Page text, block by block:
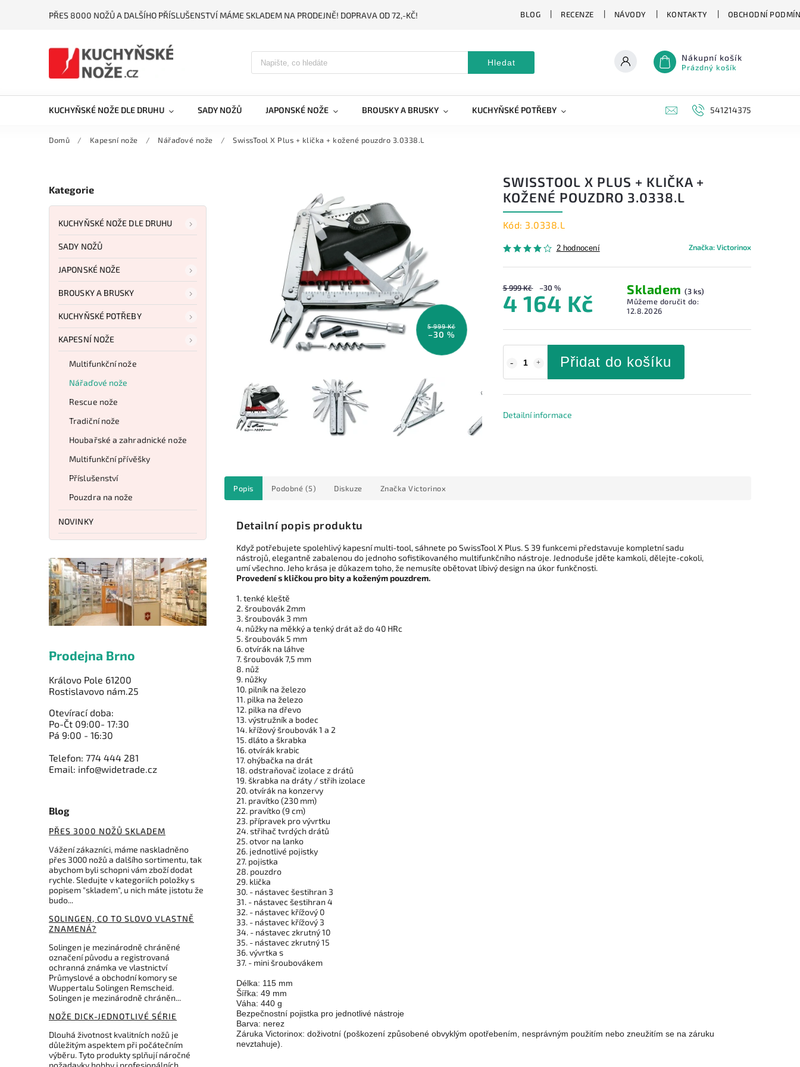
PŘES 8000 NOŽŮ A DALŠÍHO PŘÍSLUŠENSTVÍ MÁME SKLADEM NA PRODEJNĚ! DOPRAVA OD 72,-KČ! BLOG RECENZE NÁVODY KONTAKTY OBCHODNÍ
Hledat Nákupní košík
Prázdný košík
KUCHYŇSKÉ NOŽE DLE DRUHU SADY NOŽŮ JAPONSKÉ NOŽE BROUSKY A BRUSKY KUCHYŇSKÉ POTŘEBY NOVINKY ZNAČKY
541214375
Domů / Kapesní nože / Nářaďové nože / SwissTool X Plus + klička + kožené pouzdro 3.0338.L
Kategorie
KUCHYŇSKÉ NOŽE DLE DRUHU
SADY NOŽŮ
JAPONSKÉ NOŽE
BROUSKY A BRUSKY
KUCHYŇSKÉ POTŘEBY
KAPESNÍ NOŽE
Multifunkční nože
Nářaďové nože
Rescue nože
Tradiční nože
Houbařské a zahradnické nože
Multifunkční přívěšky
Příslušenství
Pouzdra na nože
NOVINKY
Prodejna Brno
Královo Pole 61200
Rostislavovo nám.25
Otevírací doba:
Po-Čt 09:00- 17:30
Pá 9:00 - 16:30
Telefon: 774 444 281
Email: info@widetrade.cz
Blog
PŘES 3000 NOŽŮ SKLADEM
Vážení zákazníci, máme naskladněno
přes 3000 nožů a dalšího sortimentu, tak
abychom byli schopni vám zboží dodat
rychle. Sledujte v kategoriích položky s
popisem "skladem", u nich máte jistotu že
budo...
SOLINGEN, CO TO SLOVO VLASTNĚ
ZNAMENÁ?
Solingen je mezinárodně chráněné
označení původu a registrovaná
ochranná známka ve vlastnictví
Průmyslové a obchodní komory se
Wuppertalu Solingen Remscheid.
Solingen je mezinárodně chráněn...
NOŽE DICK-JEDNOTLIVÉ SÉRIE
Dlouhá životnost kvalitních nožů je
důležitým aspektem při počátečním
výběru. Tyto produkty splňují náročné
požadavky hobby i profesionálních
5 999 Kč
–30 %
SWISSTOOL X PLUS + KLIČKA +
KOŽENÉ POUZDRO 3.0338.L
Kód: 3.0338.L
2 hodnocení Značka:Victorinox
5 999 Kč –30 %
4 164 Kč
Skladem(3 ks)
Můžeme doručit do:
12.8.2026
Přidat do košíku
Detailní informace
Popis Podobné (5) Diskuze Značka Victorinox
Detailní popis produktu
Když potřebujete spolehlivý kapesní multi-tool, sáhnete po SwissTool X Plus. S 39 funkcemi představuje kompletní sadu
nástrojů, elegantně zabalenou do jednoho sofistikovaného multifunkčního nástroje. Jednoduše jděte kamkoli, dělejte-cokoli,
umí všechno. Jeho krása je důkazem toho, že nemusíte obětovat líbivý design na úkor funkčnosti.
Provedení s kličkou pro bity a koženým pouzdrem.
1. tenké kleště
2. šroubovák 2mm
3. šroubovák 3 mm
4. nůžky na měkký a tenký drát až do 40 HRc
5. šroubovák 5 mm
6. otvírák na láhve
7. šroubovák 7,5 mm
8. nůž
9. nůžky
10. pilník na železo
11. pilka na železo
12. pilka na dřevo
13. výstružník a bodec
14. křížový šroubovák 1 a 2
15. dláto a škrabka
16. otvírák krabic
17. ohýbačka na drát
18. odstraňovač izolace z drátů
19. škrabka na dráty / střih izolace
20. otvírák na konzervy
21. pravítko (230 mm)
22. pravítko (9 cm)
23. přípravek pro vývrtku
24. střihač tvrdých drátů
25. otvor na lanko
26. jednotlivé pojistky
27. pojistka
28. pouzdro
29. klička
30. - nástavec šestihran 3
31. - nástavec šestihran 4
32. - nástavec křížový 0
33. - nástavec křížový 3
34. - nástavec zkrutný 10
35. - nástavec zkrutný 15
36. vývrtka s
37. - mini šroubovákem
Délka: 115 mm
Šířka: 49 mm
Váha: 440 g
Bezpečnostní pojistka pro jednotlivé nástroje
Barva: nerez
Záruka Victorinox: doživotní (poškození způsobené obvyklým opotřebením, nesprávným použitím nebo zneužitím se na záruku
nevztahuje).